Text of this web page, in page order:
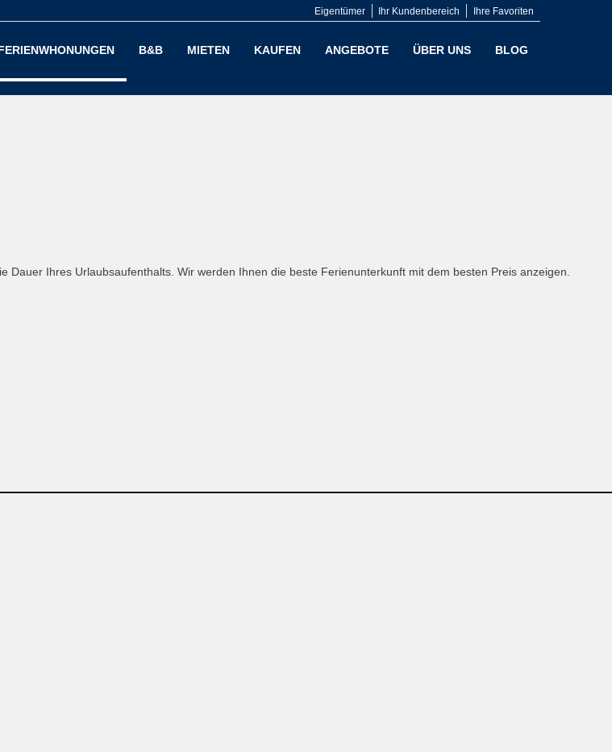
Ihre Favoriten
Ihr Kundenbereich
Eigentümer
B&B MIETEN KAUFEN ANGEBOTE ÜBER UNS BLOG
Dauer Ihres Urlaubsaufenthalts. Wir werden Ihnen die beste Ferienunterkunft mit dem besten Preis anzeigen.